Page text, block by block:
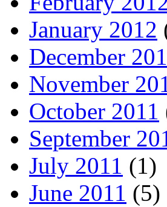
January 2012
December
November
October 2011
September
July 2011 (1)
June 2011 (5)